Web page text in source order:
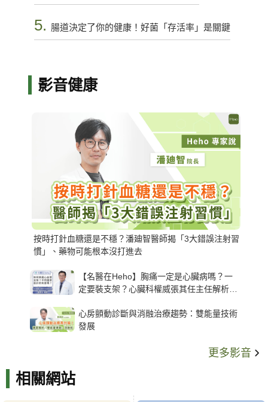
5. 腸道決定了你的健康！好菌「存活率」是關鍵
影音健康
按時打針血糖還是不穩？潘廸智醫師揭「3大錯誤注射習
慣」、藥物可能根本沒打進去
【名醫在Heho】胸痛一定是心臟病嗎？一
定要裝支架？心臟科權威張其任主任解析支
心房顫動診斷與消融治療趨勢：雙能量技術
發展
更多影音
相關網站